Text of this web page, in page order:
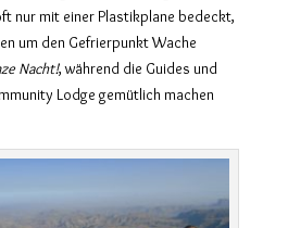
nur mit einer Plastikplane bedeckt,
um den Gefrierpunkt Wache
Nacht!, während die Guides und
Lodge gemütlich machen